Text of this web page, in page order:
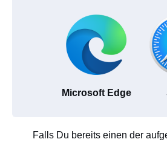
Microsoft Edge
Falls Du bereits einen der